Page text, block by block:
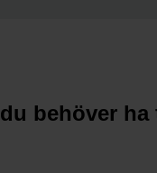
behöver